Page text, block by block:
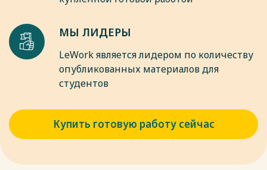
МЫ ЛИДЕРЫ
LeWork является лидером по количеству
опубликованных материалов для
студентов
Купить готовую работу сейчас